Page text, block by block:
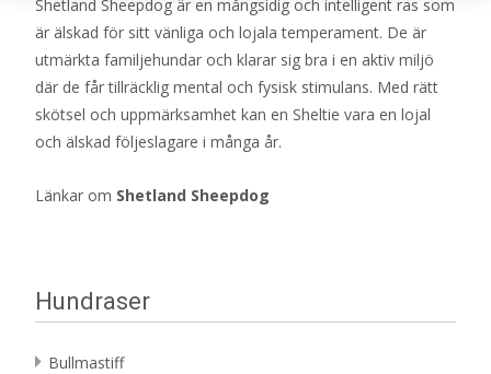
Shetland Sheepdog är en mångsidig och intelligent ras som
är älskad för sitt vänliga och lojala temperament. De är
utmärkta familjehundar och klarar sig bra i en aktiv miljö
där de får tillräcklig mental och fysisk stimulans. Med rätt
skötsel och uppmärksamhet kan en Sheltie vara en lojal
och älskad följeslagare i många år.
Länkar om Shetland Sheepdog
Hundraser
Bullmastiff